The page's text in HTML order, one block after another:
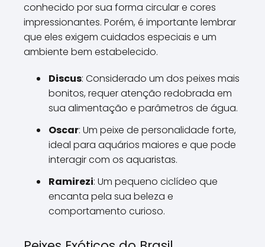
conhecido por sua forma circular e cores
impressionantes. Porém, é importante lembrar
que eles exigem cuidados especiais e um
ambiente bem estabelecido.
Discus: Considerado um dos peixes mais
bonitos, requer atenção redobrada em
sua alimentação e parâmetros de água.
Oscar: Um peixe de personalidade forte,
ideal para aquários maiores e que pode
interagir com os aquaristas.
Ramirezi: Um pequeno ciclídeo que
encanta pela sua beleza e
comportamento curioso.